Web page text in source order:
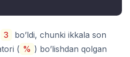
3
bo’ldi, chunki ikkala son
( % ) bo’lishdan qolgan